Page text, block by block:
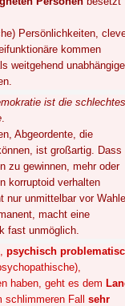
Persönlichkeiten,
kommen
weitgehend
ist die
.
Abgeordente, die
ist großartig. Dass
zu gewinnen, mehr oder
korruptoid verhalten
nur unmittelbar vor
macht eine
fast unmöglich.
, psychisch
haben, geht es dem
schlimmeren Fall sehr